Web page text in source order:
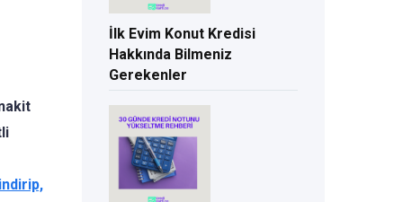
İlk Evim Konut Kredisi
Hakkında Bilmeniz
Gerekenler